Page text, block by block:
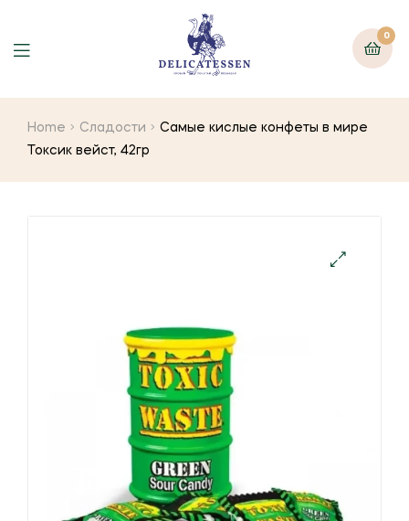
0
Home Сладости
Самые кислые конфеты в мире
Токсик вейст, 42гр